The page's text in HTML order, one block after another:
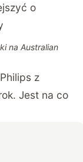
o
na Australian
z
Jest na co